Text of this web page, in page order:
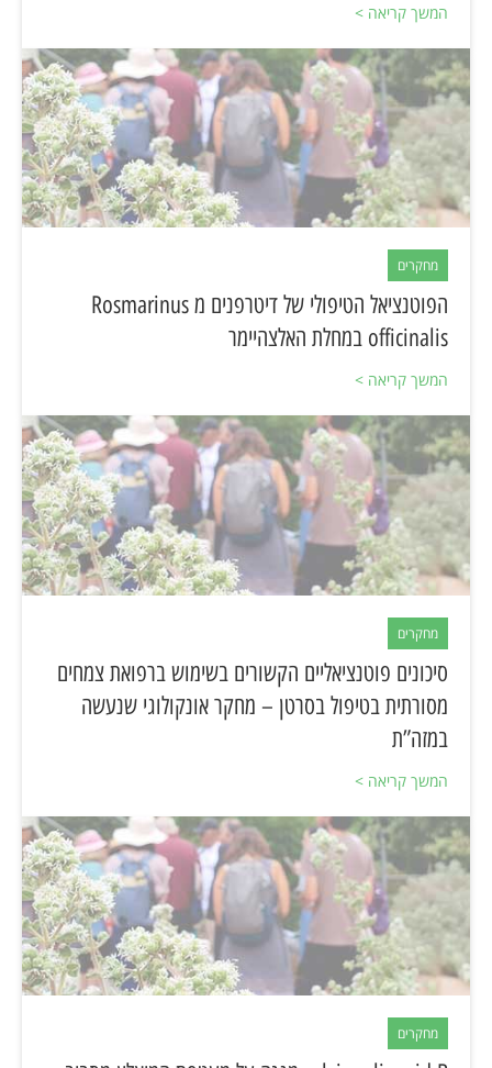
המשך קריאה >
מחקרים
הפוטנציאל הטיפולי של דיטרפנים מ Rosmarinus
officinalis במחלת האלצהיימר
המשך קריאה >
מחקרים
סיכונים פוטנציאליים הקשורים בשימוש ברפואת צמחים
מסורתית בטיפול בסרטן – מחקר אונקולוגי שנעשה
במזה”ת
המשך קריאה >
מחקרים